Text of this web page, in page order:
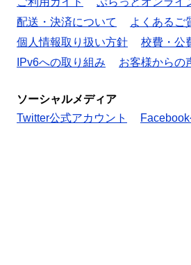
配送・決済について
よくあるご
個人情報取り扱い方針
校費・公
IPv6への取り組み
お客様からの
ソーシャルメディア
Twitter公式アカウント